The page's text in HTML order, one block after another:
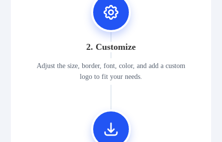
2. Customize
Adjust the size, border, font, color, and add a custom
logo to fit your needs.